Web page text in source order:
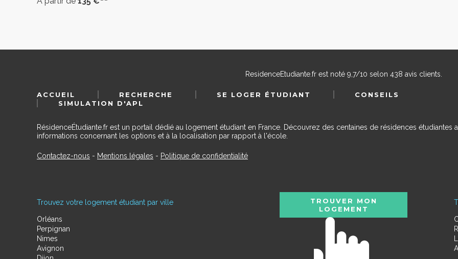
ResidenceEtudiante.frest noté 9,7/10 selon 438 avis clients.
ACCUEIL RECHERCHE SE LOGER ÉTUDIANT
CONSEILS
SIMULATION D'APL
RésidenceÉtudiante.fr est un portail dédié au logement étudiant en France. Découvrez des centaines de résidences étudiantes
informations concernant les options et à la localisation par rapport à l'école.
Contactez-nous - Mentions légales - Politique de confidentialité
Trouvez votre logement étudiant par ville
Orléans
Perpignan
Nimes
Avignon
TROUVER MON
LOGEMENT